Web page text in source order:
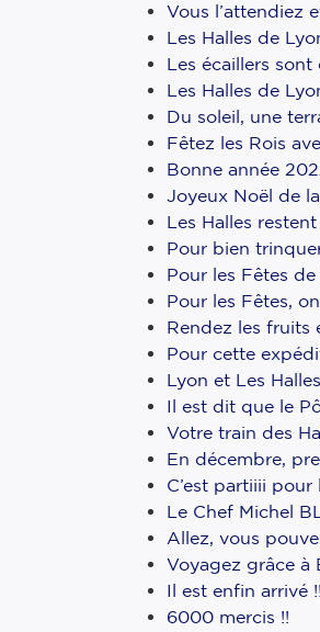
Vous l’attendiez
Les Halles de
Les écaillers sont
Les Halles de
Du soleil, une
Fêtez les Rois
Bonne année
Joyeux Noël de
Les Halles
Pour bien
Pour les Fêtes
Pour les Fêtes,
Rendez les fruits
Pour cette
Lyon et Les
Il est dit que le
Votre train des
En décembre,
C’est partiiii pour
Le Chef Michel
Allez, vous
Voyagez grâce à
Il est enfin arrivé
6000 mercis !!